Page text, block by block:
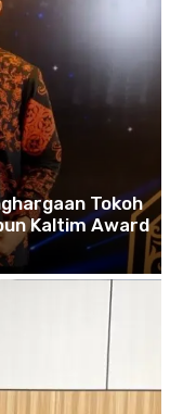
Tokoh
Kaltim Award